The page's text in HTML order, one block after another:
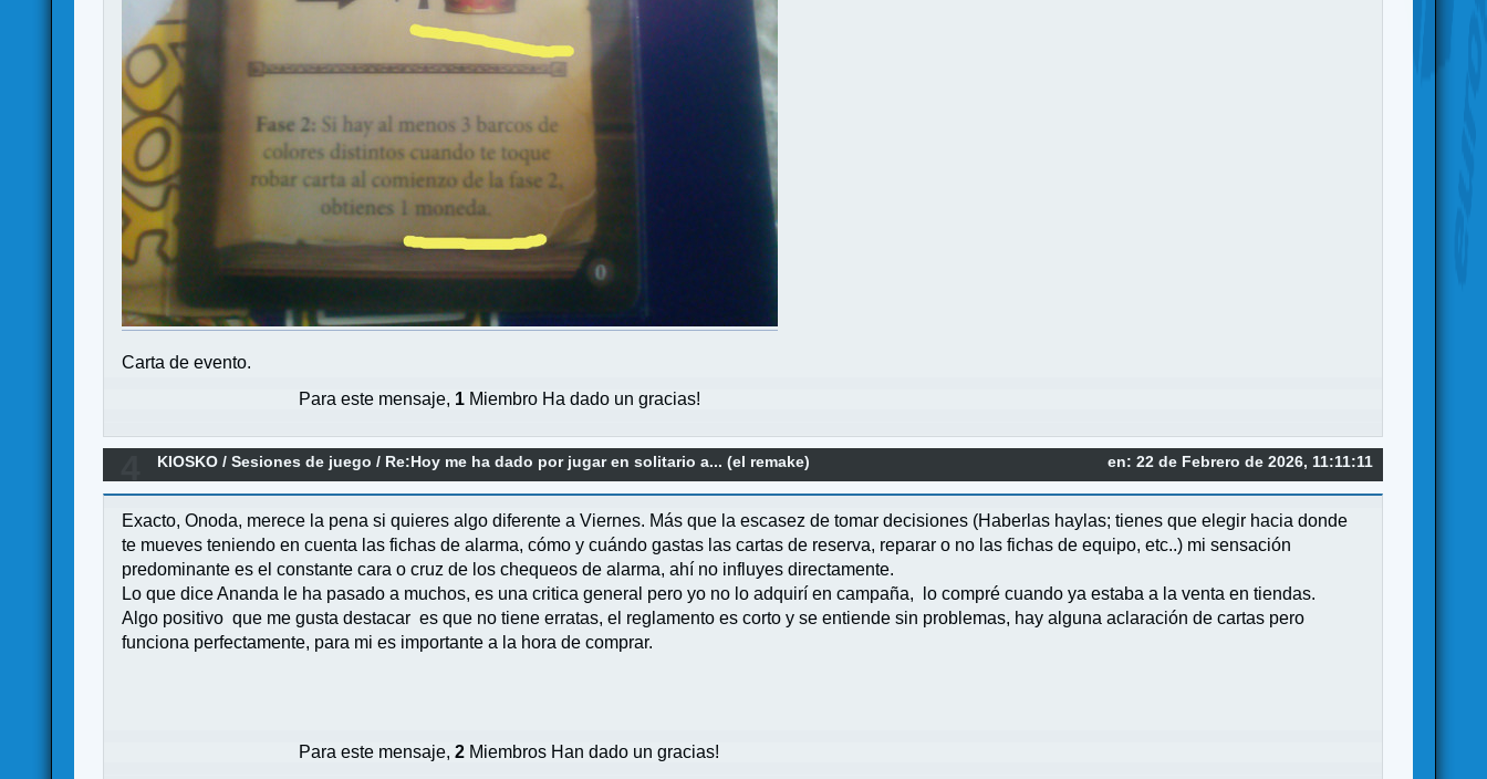
Carta de evento.
Para este mensaje, 1 Miembro Ha dado un gracias!
en: 22 de Febrero de 2026, 11:11:11
KIOSKO /Sesiones de juego / Re:Hoy me ha dado por jugar en solitario a... (el remake)
Exacto, Onoda, merece la pena si quieres algo diferente a Viernes. Más que la escasez de tomar decisiones (Haberlas haylas; tienes que elegir hacia donde
te mueves teniendo en cuenta las fichas de alarma, cómo y cuándo gastas las cartas de reserva, reparar o no las fichas de equipo, etc..) mi sensación
predominante es el constante cara o cruz de los chequeos de alarma, ahí no influyes directamente.
Lo que dice Ananda le ha pasado a muchos, es una critica general pero yo no lo adquirí en campaña, lo compré cuando ya estaba a la venta en tiendas.
Algo positivo que me gusta destacar es que no tiene erratas, el reglamento es corto y se entiende sin problemas, hay alguna aclaración de cartas pero
funciona perfectamente, para mi es importante a la hora de comprar.
Para este mensaje,2 Miembros Han dado un gracias!